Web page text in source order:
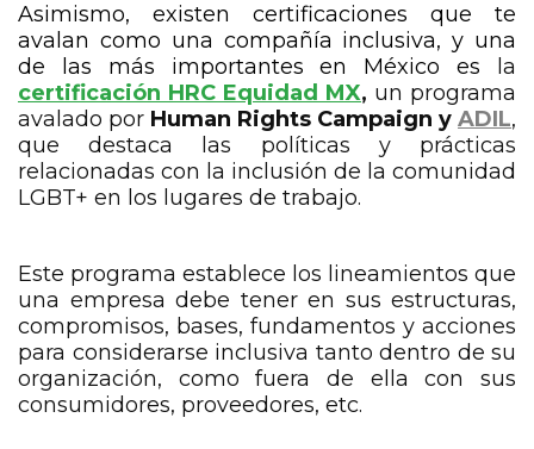
Asimismo, existen certificaciones que te
avalan como una compañía inclusiva, y una
de las más importantes en México es
la
certificación HRC Equidad MX, un programa
avalado por Human Rights Campaign y ADIL,
que destaca las políticas y prácticas
relacionadas con la inclusión de la comunidad
LGBT+ en los lugares de trabajo.
Este programa establece los lineamientos que
una empresa debe tener en sus estructuras,
compromisos, bases, fundamentos y acciones
para considerarse inclusiva tanto dentro de su
organización, como fuera de ella con sus
consumidores, proveedores, etc.